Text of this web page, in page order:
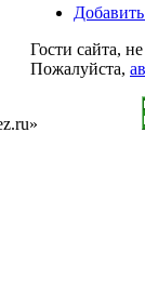
Гости сайта,
Пожалуйста,